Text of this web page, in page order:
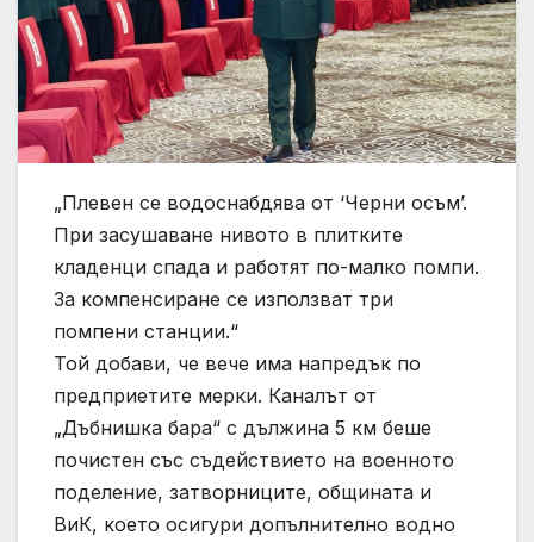
„Плевен се водоснабдява от ‘Черни осъм’.
При засушаване нивото в плитките
кладенци спада и работят по-малко помпи.
За компенсиране се използват три
помпени станции.“
Той добави, че вече има напредък по
предприетите мерки. Каналът от
„Дъбнишка бара“ с дължина 5 км беше
почистен със съдействието на военното
поделение, затворниците, общината и
ВиК, което осигури допълнително водно